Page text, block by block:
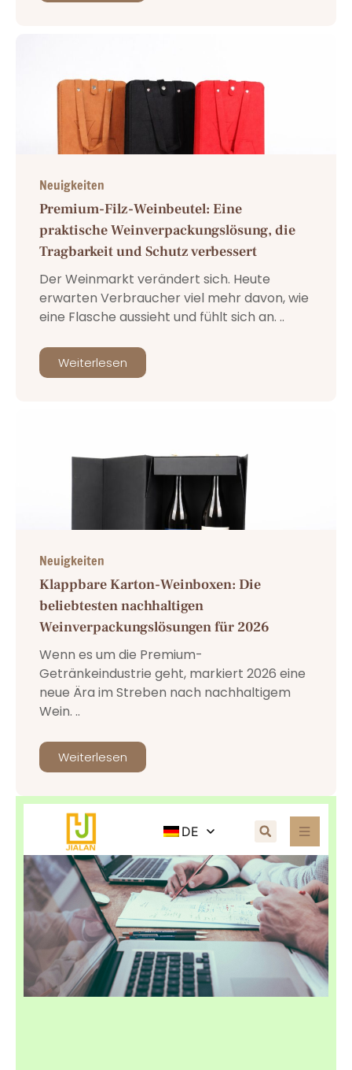
Neuigkeiten
Premium-Filz-Weinbeutel: Eine
praktische Weinverpackungslösung, die
Tragbarkeit und Schutz verbessert
Der Weinmarkt verändert sich. Heute
erwarten Verbraucher viel mehr davon, wie
eine Flasche aussieht und fühlt sich an. ..
Weiterlesen
Neuigkeiten
Klappbare Karton-Weinboxen: Die
beliebtesten nachhaltigen
Weinverpackungslösungen für 2026
Wenn es um die Premium-
Getränkeindustrie geht, markiert 2026 eine
neue Ära im Streben nach nachhaltigem
Wein. ..
Weiterlesen
DE